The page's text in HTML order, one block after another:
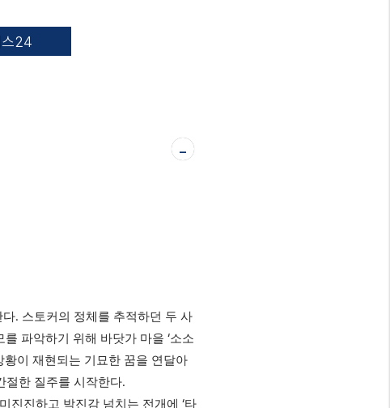
스24
-
다. 스토커의 정체를 추적하던 두 사
를 파악하기 위해 바닷가 마을 ‘소소
이 재현되는 기묘한 꿈을 연달아
절한 질주를 시작한다.
진진하고 박진감 넘치는 전개에 ‘타